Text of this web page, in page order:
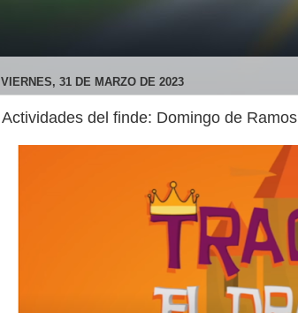
VIERNES, 31 DE MARZO DE 2023
Actividades del finde: Domingo de Ramos